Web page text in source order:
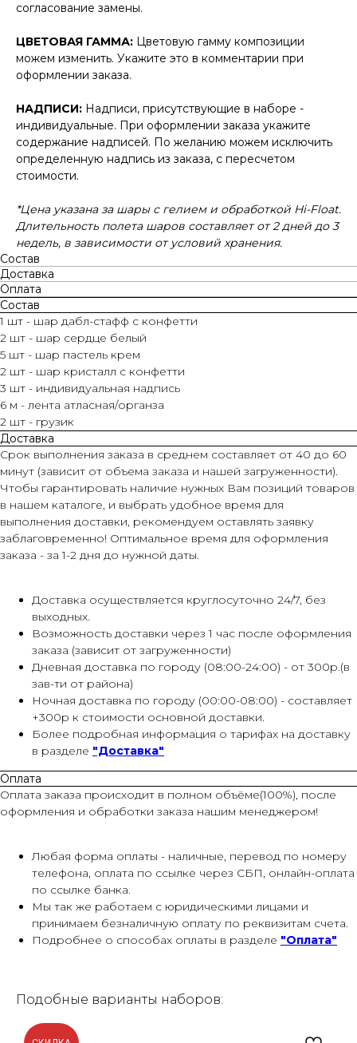
согласование замены.
ЦВЕТОВАЯ ГАММА: Цветовую гамму композиции
можем изменить. Укажите это в комментарии при
оформлении заказа.
НАДПИСИ: Надписи, присутствующие в наборе -
индивидуальные. При оформлении заказа укажите
содержание надписей. По желанию можем исключить
определенную надпись из заказа, с пересчетом
стоимости.
*Цена указана за шары с гелием и обработкой Hi-Float.
Длительность полета шаров составляет от 2 дней до 3
недель, в зависимости от условий хранения.
Состав
Доставка
Оплата
Состав
1 шт - шар дабл-стафф с конфетти
2 шт - шар сердце белый
5 шт - шар пастель крем
2 шт - шар кристалл с конфетти
3 шт - индивидуальная надпись
6 м - лента атласная/органза
2 шт - грузик
Доставка
Срок выполнения заказа в среднем составляет от 40 до 60
минут (зависит от объема заказа и нашей загруженности).
Чтобы гарантировать наличие нужных Вам позиций товаров
в нашем каталоге, и выбрать удобное время для
выполнения доставки, рекомендуем оставлять заявку
заблаговременно! Оптимальное время для оформления
заказа - за 1-2 дня до нужной даты.
Доставка осуществляется круглосуточно 24/7, без
выходных.
Возможность доставки через 1 час после оформления
заказа (зависит от загруженности)
Дневная доставка по городу (08:00-24:00) - от 300р.(в
зав-ти от района)
Ночная доставка по городу (00:00-08:00) - составляет
+300р к стоимости основной доставки.
Более подробная информация о тарифах на доставку
в разделе "Доставка"
Оплата
Оплата заказа происходит в полном объёме(100%), после
оформления и обработки заказа нашим менеджером!
Любая форма оплаты - наличные, перевод по номеру
телефона, оплата по ссылке через СБП, онлайн-оплата
по ссылке банка.
Мы так же работаем с юридическими лицами и
принимаем безналичную оплату по реквизитам счета.
Подробнее о способах оплаты в разделе "Оплата"
Подобные варианты наборов: